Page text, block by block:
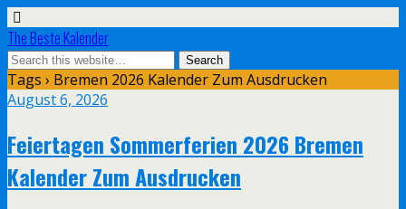
The Beste Kalender
Tags › Bremen 2026 Kalender Zum Ausdrucken
August 6, 2026
Feiertagen Sommerferien 2026 Bremen
Kalender Zum Ausdrucken